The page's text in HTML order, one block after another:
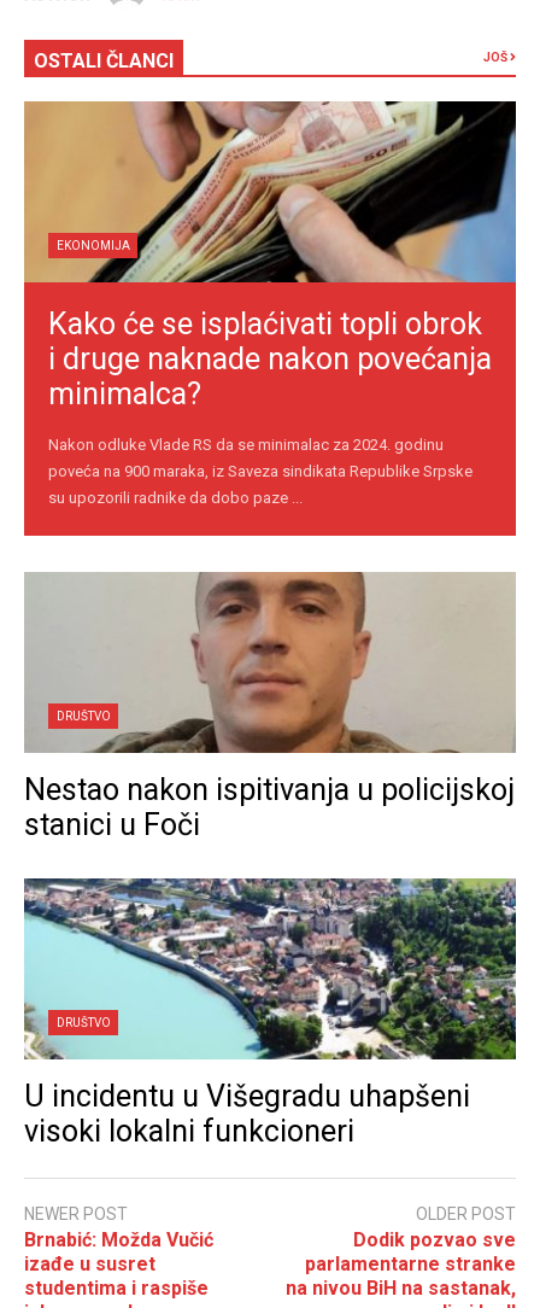
OSTALI ČLANCI JOŠ
EKONOMIJA
Kako će se isplaćivati topli obrok
i druge naknade nakon povećanja
minimalca?
Nakon odluke Vlade RS da se minimalac za 2024. godinu
poveća na 900 maraka, iz Saveza sindikata Republike Srpske
su upozorili radnike da dobo paze ...
DRUŠTVO
Nestao nakon ispitivanja u policijskoj
stanici u Foči
DRUŠTVO
U incidentu u Višegradu uhapšeni
visoki lokalni funkcioneri
NEWER POST
Brnabić: Možda Vučić
izađe u susret
studentima i raspiše
OLDER POST
Dodik pozvao sve
parlamentarne stranke
na nivou BiH na sastanak,